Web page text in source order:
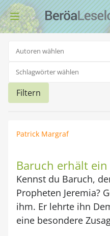
Filtern
Patrick Margraf
Baruch erhält
Kennst du Baruch,
Propheten Jeremia?
ihm. Er lehrte ihn
eine besondere